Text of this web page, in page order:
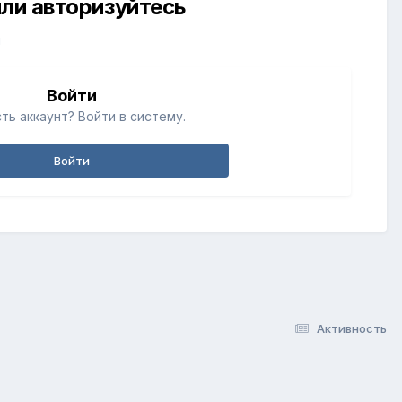
авторизуйтесь
Войти
аккаунт? Войти в систему.
Войти
Активность